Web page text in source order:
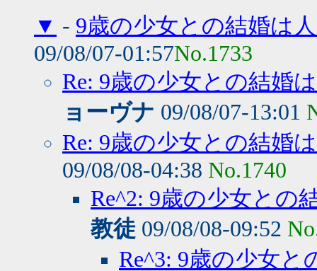
▼ - 9歳の少女との結婚は
09/08/07-01:57No.1733
Re: 9歳の少女との結婚
ョーヴナ 09/08/07-13:01
Re: 9歳の少女との結婚
09/08/08-04:38 No.1740
Re^2: 9歳の少女との
教徒 09/08/08-09:52
Re^3: 9歳の少女